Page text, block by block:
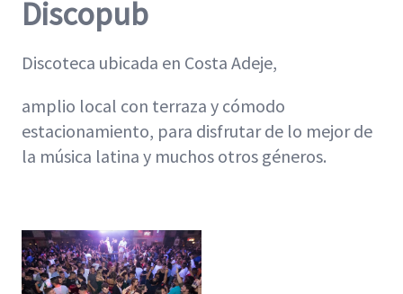
Discopub
Discoteca ubicada en Costa Adeje,
amplio local con terraza y cómodo
estacionamiento, para disfrutar de lo mejor de
la música latina y muchos otros géneros.